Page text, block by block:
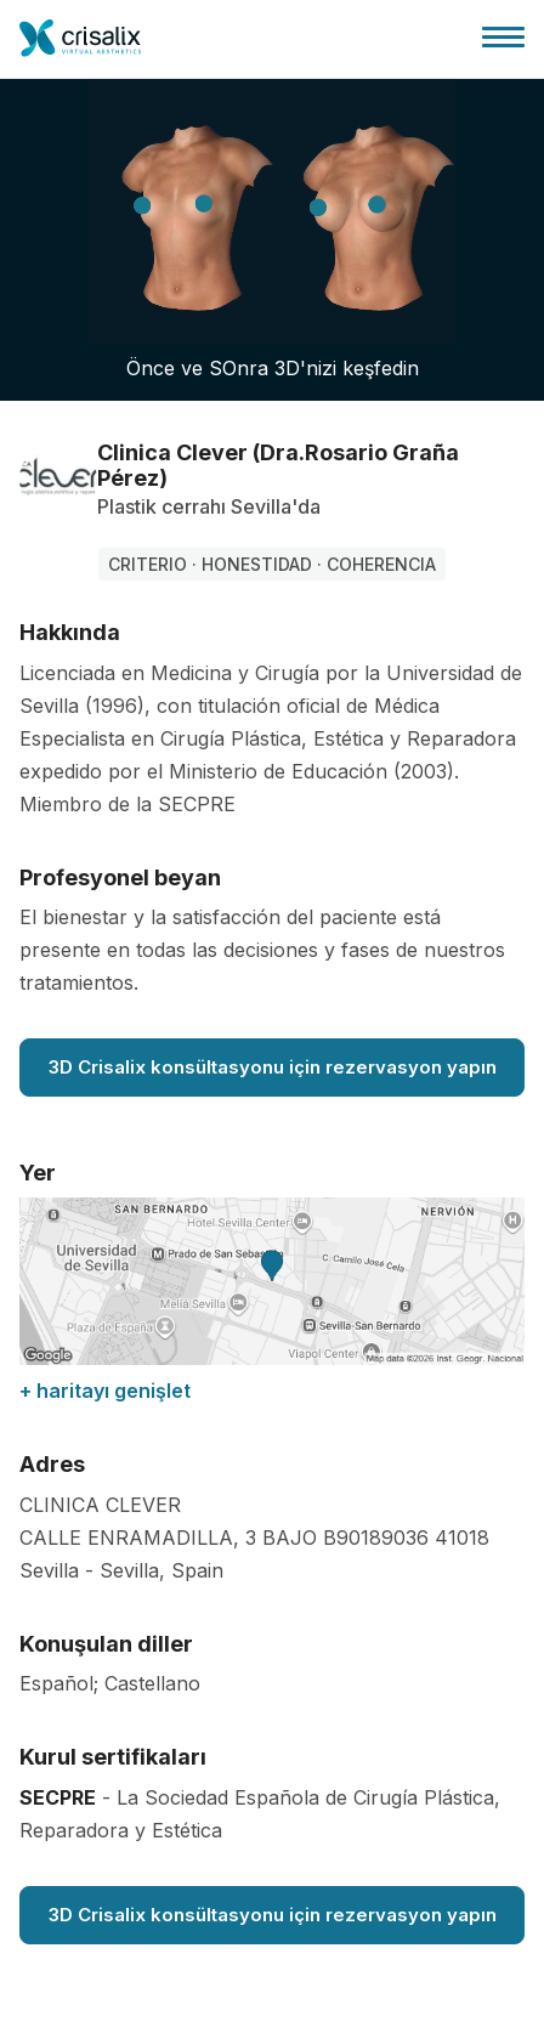
Cerrah ana sayfası
3D İş Platformu
Hasta incelemeleri
Önce ve SOnra 3D'nizi keşfedin
Clinica Clever (Dra.Rosario Graña
Pérez)
Plastik cerrahı Sevilla'da
CRITERIO · HONESTIDAD · COHERENCIA
Hakkında
Licenciada en Medicina y Cirugía por la Universidad de
Sevilla (1996), con titulación oficial de Médica
Especialista en Cirugía Plástica, Estética y Reparadora
expedido por el Ministerio de Educación (2003).
Miembro de la SECPRE
Profesyonel beyan
El bienestar y la satisfacción del paciente está
presente en todas las decisiones y fases de nuestros
tratamientos.
3D Crisalix konsültasyonu için rezervasyon yapın
Yer
+ haritayı genişlet
Adres
CLINICA CLEVER
CALLE ENRAMADILLA, 3 BAJO B90189036 41018
Sevilla - Sevilla, Spain
Konuşulan diller
Español; Castellano
Kurul sertifikaları
SECPRE - La Sociedad Española de Cirugía Plástica,
Reparadora y Estética
3D Crisalix konsültasyonu için rezervasyon yapın